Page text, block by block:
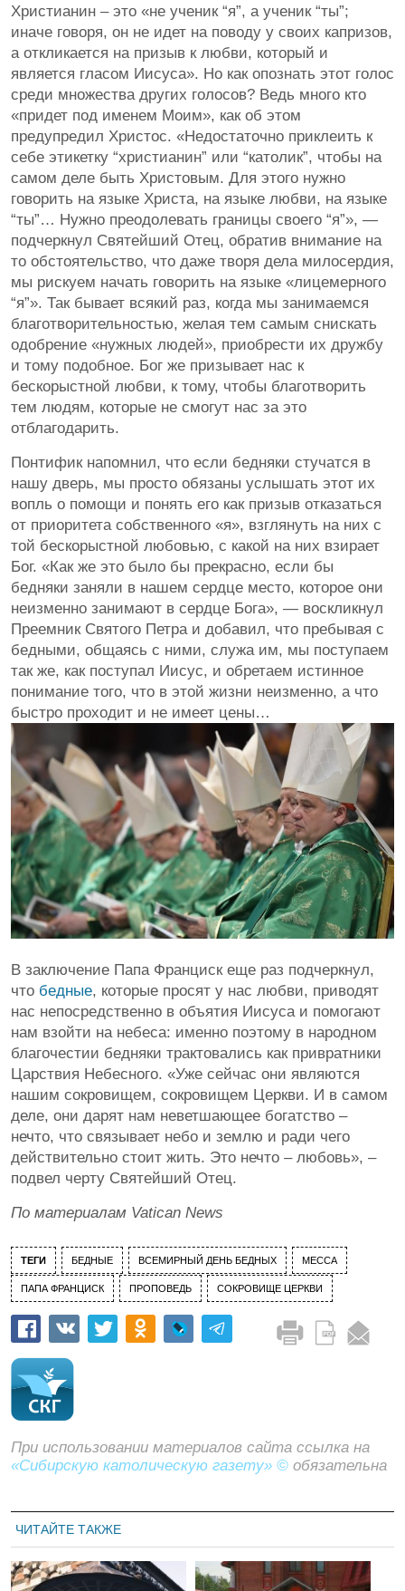
Христианин – это «не ученик “я”, а ученик “ты”;
иначе говоря, он не идет на поводу у своих капризов,
а откликается на призыв к любви, который и
является гласом Иисуса». Но как опознать этот голос
среди множества других голосов? Ведь много кто
«придет под именем Моим», как об этом
предупредил Христос. «Недостаточно приклеить к
себе этикетку “христианин” или “католик”, чтобы на
самом деле быть Христовым. Для этого нужно
говорить на языке Христа, на языке любви, на языке
“ты”… Нужно преодолевать границы своего “я”», —
подчеркнул Святейший Отец, обратив внимание на
то обстоятельство, что даже творя дела милосердия,
мы рискуем начать говорить на языке «лицемерного
“я”». Так бывает всякий раз, когда мы занимаемся
благотворительностью, желая тем самым снискать
одобрение «нужных людей», приобрести их дружбу
и тому подобное. Бог же призывает нас к
бескорыстной любви, к тому, чтобы благотворить
тем людям, которые не смогут нас за это
отблагодарить.
Понтифик напомнил, что если бедняки стучатся в
нашу дверь, мы просто обязаны услышать этот их
вопль о помощи и понять его как призыв отказаться
от приоритета собственного «я», взглянуть на них с
той бескорыстной любовью, с какой на них взирает
Бог. «Как же это было бы прекрасно, если бы
бедняки заняли в нашем сердце место, которое они
неизменно занимают в сердце Бога», — воскликнул
Преемник Святого Петра и добавил, что пребывая с
бедными, общаясь с ними, служа им, мы поступаем
так же, как поступал Иисус, и обретаем истинное
понимание того, что в этой жизни неизменно, а что
быстро проходит и не имеет цены…
В заключение Папа Франциск еще раз подчеркнул,
что бедные, которые просят у нас любви, приводят
нас непосредственно в объятия Иисуса и помогают
нам взойти на небеса: именно поэтому в народном
благочестии бедняки трактовались как привратники
Царствия Небесного. «Уже сейчас они являются
нашим сокровищем, сокровищем Церкви. И в самом
деле, они дарят нам неветшающее богатство –
нечто, что связывает небо и землю и ради чего
действительно стоит жить. Это нечто – любовь», –
подвел черту Святейший Отец.
По материалам Vatican News
ТЕГИ БЕДНЫЕ ВСЕМИРНЫЙ ДЕНЬ БЕДНЫХ МЕССА
ПАПА ФРАНЦИСК ПРОПОВЕДЬ СОКРОВИЩЕ ЦЕРКВИ
При использовании материалов сайта ссылка на
«Сибирскую католическую газету» © обязательна
ЧИТАЙТЕ ТАКЖЕ